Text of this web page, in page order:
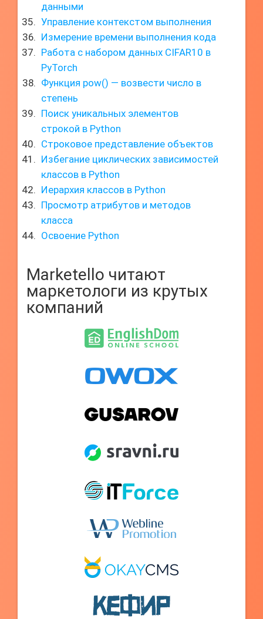
данными
Управление контекстом выполнения
Измерение времени выполнения кода
Работа с набором данных CIFAR10 в
PyTorch
Функция pow() — возвести число в
степень
Поиск уникальных элементов
строкой в Python
Строковое представление объектов
Избегание циклических зависимостей
классов в Python
Иерархия классов в Python
Просмотр атрибутов и методов
класса
Освоение Python
Marketello читают
маркетологи из крутых
компаний